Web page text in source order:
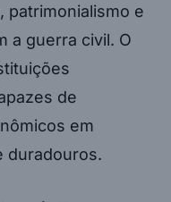
patrimonialismo e
a guerra civil. O
de
em
duradouros.